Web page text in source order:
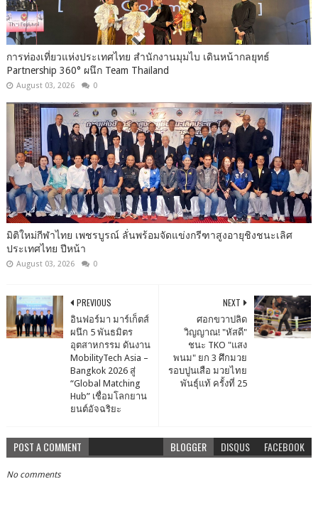
การท่องเที่ยวแห่งประเทศไทย สำนักงานมุมไบ เดินหน้ากลยุทธ์
Partnership 360° ผนึก Team Thailand
August 03, 2026 0
มิติใหม่กีฬาไทย เพชรบูรณ์ ลั่นพร้อมจัดแข่งกรีฑาสูงอายุชิงชนะเลิศ
ประเทศไทย ปีหน้า
August 03, 2026 0
NEXT
ศอกขวาปลิด
วิญญาณ! "หัสดี"
ชนะ TKO "แสง
พนม" ยก 3 ศึกมวย
รอบปูนเสือ มวยไทย
พันธุ์แท้ ครั้งที่ 25
PREVIOUS
อินฟอร์มา มาร์เก็ตส์
ผนึก 5 พันธมิตร
อุตสาหกรรม ดันงาน
MobilityTech Asia –
Bangkok 2026 สู่
“Global Matching
Hub” เชื่อมโลกยาน
ยนต์อัจฉริยะ
POST A COMMENT BLOGGER DISQUS FACEBOOK
No comments